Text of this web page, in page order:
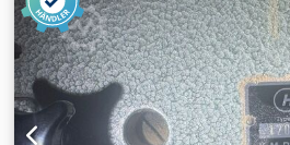
Fase - Radiusziehklinge -
N Ne Ag Uoa - SPS-